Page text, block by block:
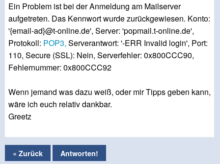
Ein Problem ist bei der Anmeldung am Mailserver
aufgetreten. Das Kennwort wurde zurückgewiesen. Konto:
'{email-ad}@t-online.de', Server: 'popmail.t-online.de',
Protokoll: POP3, Serverantwort: '-ERR Invalid login', Port:
110, Secure (SSL): Nein, Serverfehler: 0x800CCC90,
Fehlernummer: 0x800CCC92
Wenn jemand was dazu weiß, oder mir Tipps geben kann,
wäre ich euch relativ dankbar.
Greetz
« Zurück Antworten!